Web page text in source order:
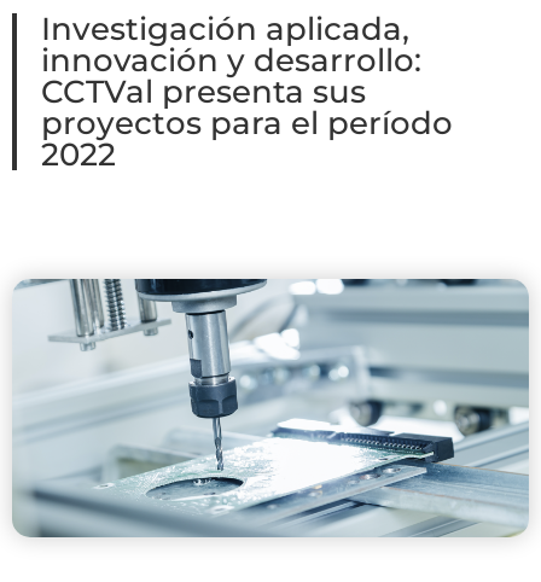
Investigación aplicada,
innovación y desarrollo:
CCTVal presenta sus
proyectos para el período
2022